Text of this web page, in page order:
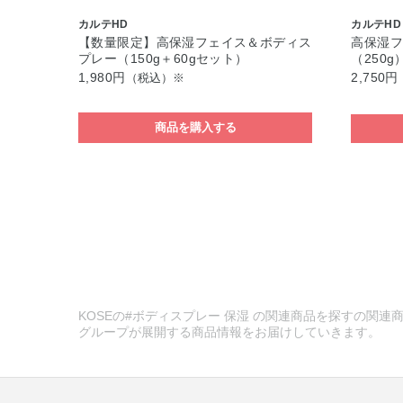
カルテHD
【数量限定】高保湿フェイス＆ボディス
プレー（150g＋60gセット）
1,980円
（税込）※
商品を購入する
カルテHD
高保湿
（250g
2,750円
KOSEの#ボディスプレー 保湿 の関連商品を探すの関連
グループが展開する商品情報をお届けしていきます。